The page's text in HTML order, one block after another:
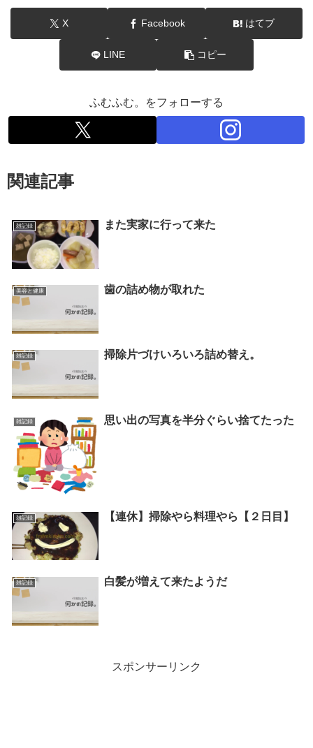
X Facebook はてブ
LINE コピー
ふむふむ。をフォローする
関連記事
雑記録 また実家に行って来た
美容と健康 歯の詰め物が取れた
雑記録 掃除片づけいろいろ詰め替え。
雑記録 思い出の写真を半分ぐらい捨てたった
雑記録 【連休】掃除やら料理やら【２日目】
雑記録 白髪が増えて来たようだ
スポンサーリンク